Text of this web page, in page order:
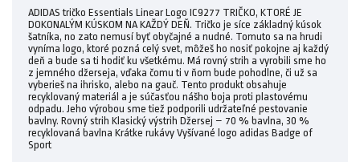
ADIDAS tričko Essentials Linear Logo IC9277 TRIČKO, KTORÉ JE
DOKONALÝM KÚSKOM NA KAŽDÝ DEŇ. Tričko je síce základný kúsok
šatníka, no zato nemusí byť obyčajné a nudné. Tomuto sa na hrudi
vyníma logo, ktoré pozná celý svet, môžeš ho nosiť pokojne aj každý
deň a bude sa ti hodiť ku všetkému. Má rovný strih a vyrobili sme ho
z jemného džerseja, vďaka čomu ti v ňom bude pohodlne, či už sa
vyberieš na ihrisko, alebo na gauč. Tento produkt obsahuje
recyklovaný materiál a je súčasťou nášho boja proti plastovému
odpadu. Jeho výrobou sme tiež podporili udržateľné pestovanie
bavlny. Rovný strih Klasický výstrih Džersej – 70 % bavlna, 30 %
recyklovaná bavlna Krátke rukávy Vyšívané logo adidas Badge of
Sport